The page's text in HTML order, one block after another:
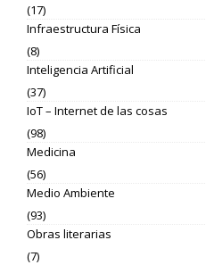
(17)
Infraestructura Física
(8)
Inteligencia Artificial
(37)
IoT – Internet de las cosas
(98)
Medicina
(56)
Medio Ambiente
(93)
Obras literarias
(7)